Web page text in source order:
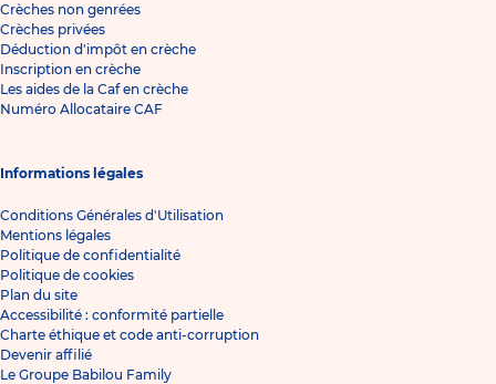
Crèches non genrées
Crèches privées
Déduction d'impôt en crèche
Inscription en crèche
Les aides de la Caf en crèche
Numéro Allocataire CAF
Informations légales
Conditions Générales d'Utilisation
Mentions légales
Politique de confidentialité
Politique de cookies
Plan du site
Accessibilité : conformité partielle
Charte éthique et code anti-corruption
Devenir affilié
Le Groupe Babilou Family